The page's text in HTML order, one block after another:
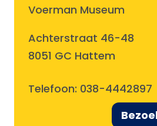
Voerman Museum
Achterstraat 46-48
8051 GC Hattem
Telefoon: 038-4442897